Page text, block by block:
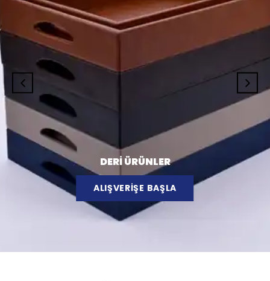
DERİ ÜRÜNLER
ALIŞVERİŞE BAŞLA